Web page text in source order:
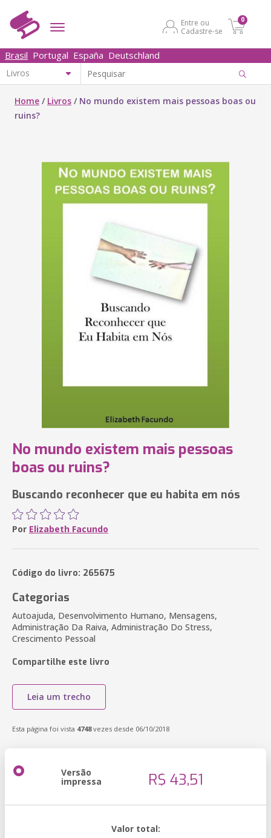
Entre ou
Cadastre-se
0
Brasil Portugal España Deutschland
Home / Livros / No mundo existem mais pessoas boas ou
ruins?
No mundo existem mais pessoas
boas ou ruins?
Buscando reconhecer que eu habita em nós
Por Elizabeth Facundo
Código do livro: 265675
Categorias
Autoajuda, Desenvolvimento Humano, Mensagens,
Administração Da Raiva, Administração Do Stress,
Crescimento Pessoal
Compartilhe este livro
Leia um trecho
Esta página foi vista 4748vezes desde 06/10/2018
Versão
impressa R$ 43,51
Valor total: